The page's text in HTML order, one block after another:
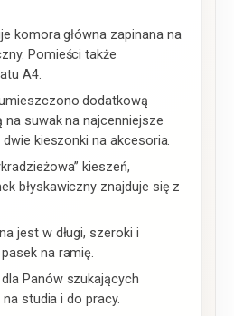
komora główna zapinana na
Pomieści także
A4.
dodatkową
na suwak na najcenniejsze
kieszonki na akcesoria.
kieszeń,
błyskawiczny znajduje się z
jest w długi, szeroki i
na ramię.
Panów szukających
studia i do pracy.